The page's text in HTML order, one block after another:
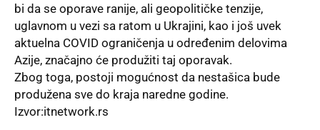
bi da se oporave ranije, ali geopolitičke tenzije,
uglavnom u vezi sa ratom u Ukrajini, kao i još uvek
aktuelna COVID ograničenja u određenim delovima
Azije, značajno će produžiti taj oporavak.
Zbog toga, postoji mogućnost da nestašica bude
produžena sve do kraja naredne godine.
Izvor:itnetwork.rs